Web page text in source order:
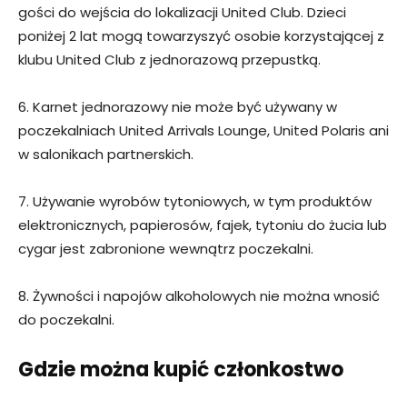
gości do wejścia do lokalizacji United Club. Dzieci
poniżej 2 lat mogą towarzyszyć osobie korzystającej z
klubu United Club z jednorazową przepustką.
6. Karnet jednorazowy nie może być używany w
poczekalniach United Arrivals Lounge, United Polaris ani
w salonikach partnerskich.
7. Używanie wyrobów tytoniowych, w tym produktów
elektronicznych, papierosów, fajek, tytoniu do żucia lub
cygar jest zabronione wewnątrz poczekalni.
8. Żywności i napojów alkoholowych nie można wnosić
do poczekalni.
Gdzie można kupić członkostwo